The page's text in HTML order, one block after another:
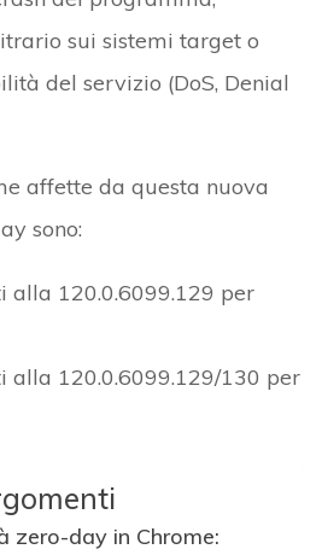
sui sistemi target o
del servizio (DoS, Denial
affette da questa nuova
sono:
alla 120.0.6099.129 per
alla 120.0.6099.129/130 per
zero-day in Chrome: